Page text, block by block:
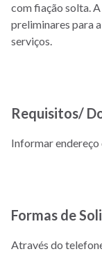
com fiação solta.
preliminares para
serviços.
Requisitos/
Informar
Formas de
Através do